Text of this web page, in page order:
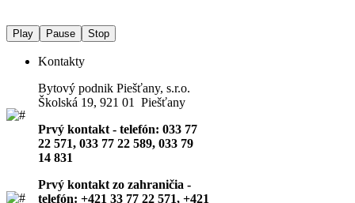
Play Pause Stop
Kontakty
Bytový podnik Piešťany, s.r.o.
Školská 19, 921 01 Piešťany
Prvý kontakt - telefón: 033 77
22 571, 033 77 22 589, 033 79
14 831
Prvý kontakt zo zahraničia -
telefón: +421 33 77 22 571, +421